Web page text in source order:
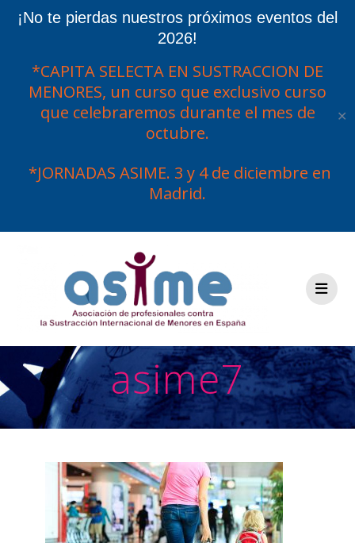
¡No te pierdas nuestros próximos eventos del
2026!
*CAPITA SELECTA EN SUSTRACCION DE
MENORES, un curso que exclusivo curso
que celebraremos durante el mes de
octubre.
*JORNADAS ASIME. 3 y 4 de diciembre en
Madrid.
✕
contenido
asime7